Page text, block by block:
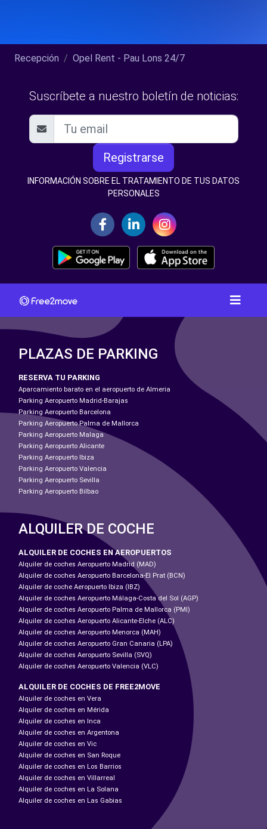
Recepción Opel Rent - Pau Lons 24/7
Suscríbete a nuestro boletín de noticias:
Registrarse
INFORMACIÓN SOBRE EL TRATAMIENTO DE TUS DATOS
PERSONALES
PLAZAS DE PARKING
RESERVA TU PARKING
Aparcamiento barato en el aeropuerto de Almeria
Parking Aeropuerto Madrid-Barajas
Parking Aeropuerto Barcelona
Parking Aeropuerto Palma de Mallorca
Parking Aeropuerto Malaga
Parking Aeropuerto Alicante
Parking Aeropuerto Ibiza
Parking Aeropuerto Valencia
Parking Aeropuerto Sevilla
Parking Aeropuerto Bilbao
ALQUILER DE COCHE
ALQUILER DE COCHES EN AEROPUERTOS
Alquiler de coches Aeropuerto Madrid (MAD)
Alquiler de coches Aeropuerto Barcelona-El Prat (BCN)
Alquiler de coche Aeropuerto Ibiza (IBZ)
Alquiler de coches Aeropuerto Málaga-Costa del Sol (AGP)
Alquiler de coches Aeropuerto Palma de Mallorca (PMI)
Alquiler de coches Aeropuerto Alicante-Elche (ALC)
Alquiler de coches Aeropuerto Menorca (MAH)
Alquiler de coches Aeropuerto Gran Canaria (LPA)
Alquiler de coches Aeropuerto Sevilla (SVQ)
Alquiler de coches Aeropuerto Valencia (VLC)
ALQUILER DE COCHES DE FREE2MOVE
Alquiler de coches en Vera
Alquiler de coches en Mérida
Alquiler de coches en Inca
Alquiler de coches en Argentona
Alquiler de coches en Vic
Alquiler de coches en San Roque
Alquiler de coches en Los Barrios
Alquiler de coches en Villarreal
Alquiler de coches en La Solana
Alquiler de coches en Las Gabias